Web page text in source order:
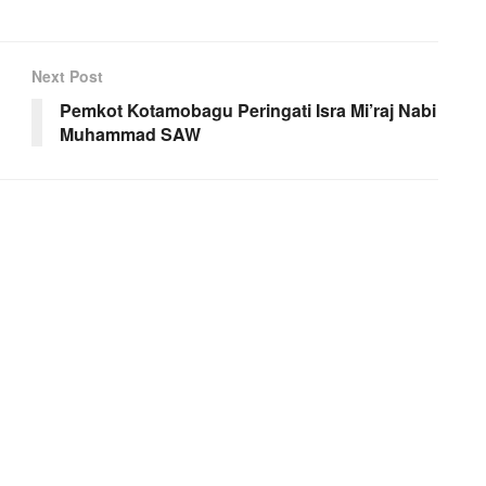
Next Post
Pemkot Kotamobagu Peringati Isra Mi’raj Nabi
Muhammad SAW